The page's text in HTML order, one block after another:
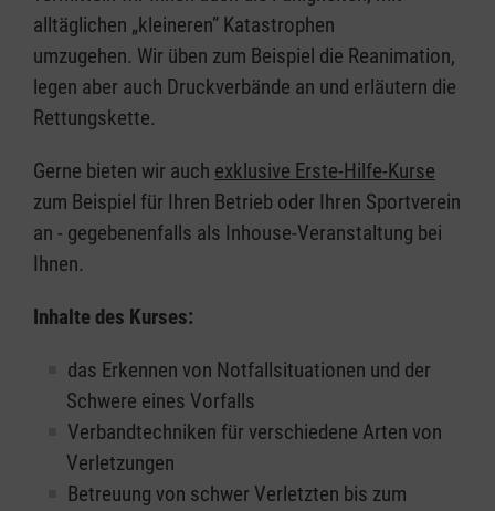
alltäglichen „kleineren” Katastrophen
umzugehen. Wir üben zum Beispiel die Reanimation,
legen aber auch Druckverbände an und erläutern die
Rettungskette.
Gerne bieten wir auch exklusive Erste-Hilfe-Kurse
zum Beispiel für Ihren Betrieb oder Ihren Sportverein
an - gegebenenfalls als Inhouse-Veranstaltung bei
Ihnen.
Inhalte des Kurses:
das Erkennen von Notfallsituationen und der
Schwere eines Vorfalls
Verbandtechniken für verschiedene Arten von
Verletzungen
Betreuung von schwer Verletzten bis zum